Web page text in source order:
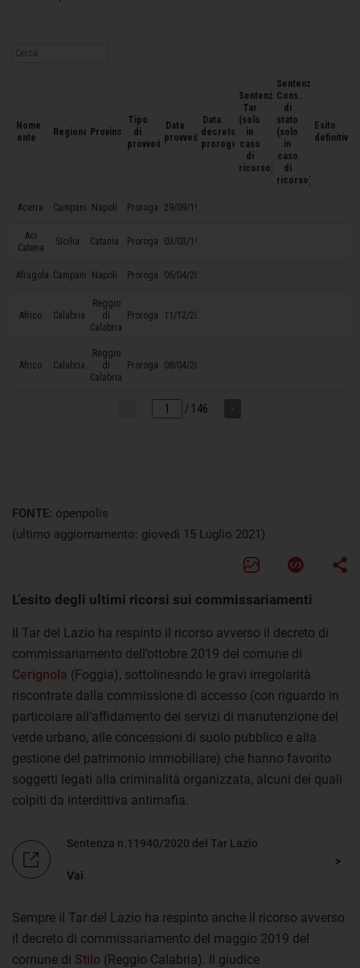
FONTE: openpolis
(ultimo aggiornamento: giovedì 15 Luglio 2021)
L’esito degli ultimi ricorsi sui commissariamenti
Il Tar del Lazio ha respinto il ricorso avverso il decreto di
commissariamento dell’ottobre 2019 del comune di
Cerignola (Foggia), sottolineando le gravi irregolarità
riscontrate dalla commissione di accesso (con riguardo in
particolare all’affidamento dei servizi di manutenzione del
verde urbano, alle concessioni di suolo pubblico e alla
gestione del patrimonio immobiliare) che hanno favorito
soggetti legati alla criminalità organizzata, alcuni dei quali
colpiti da interdittiva antimafia.
Sentenza n.11940/2020 del Tar Lazio
Vai
Sempre il Tar del Lazio ha respinto anche il ricorso avverso
il decreto di commissariamento del maggio 2019 del
comune di Stilo (Reggio Calabria). Il giudice